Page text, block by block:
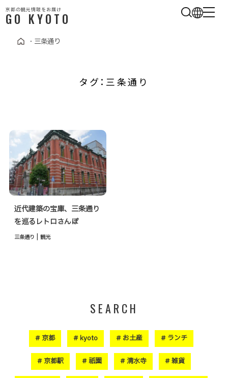
・ 三条通り
タグ：三条通り
近代建築の宝庫、三条通り
を巡るレトロさんぽ
三条通り | 観光
SEARCH
京都 kyoto お土産 ランチ
京都駅 祇園 清水寺 雑貨
京都の観光情報をお届け
GO KYOTO